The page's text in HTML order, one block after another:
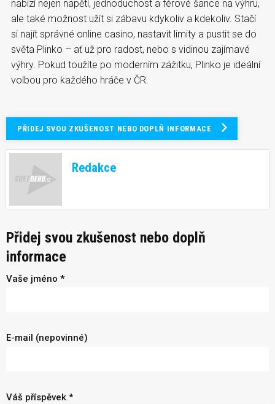
nabízí nejen napětí, jednoduchost a férové šance na výhru,
ale také možnost užít si zábavu kdykoliv a kdekoliv. Stačí
si najít správné online casino, nastavit limity a pustit se do
světa Plinko – ať už pro radost, nebo s vidinou zajímavé
výhry. Pokud toužíte po moderním zážitku, Plinko je ideální
volbou pro každého hráče v ČR.
PŘIDEJ SVOU ZKUŠENOST NEBO DOPLŇ INFORMACE
Redakce
Přidej svou zkušenost nebo doplň
informace
Vaše jméno *
E-mail (nepovinné)
Váš příspěvek *